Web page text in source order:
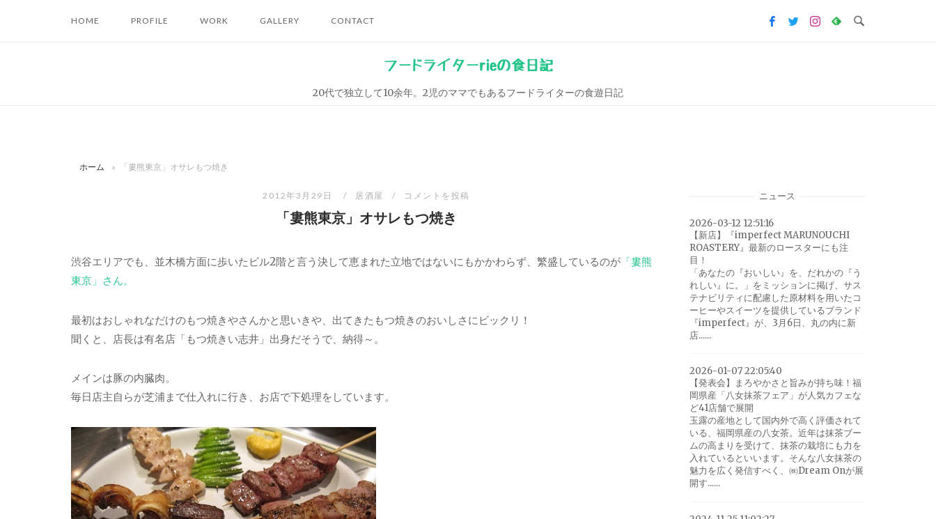
HOME PROFILE WORK GALLERY CONTACT
フードライターrieの食日記
20代で独立して10余年。2児のママでもあるフードライターの食遊日記
ホーム » 「婁熊東京」オサレもつ焼き
2012年3月29日 居酒屋 コメントを投稿
「婁熊東京」オサレもつ焼き
渋谷エリアでも、並木橋方面に歩いたビル2階と言う決して恵まれた立地ではないにもかかわらず、繁盛しているのが 「婁熊
東京」さん。
最初はおしゃれなだけのもつ焼きやさんかと思いきや、出てきたもつ焼きのおいしさにビックリ！
聞くと、店長は有名店「もつ焼きい志井」出身だそうで、納得～。
メインは豚の内臓肉。
毎日店主自らが芝浦まで仕入れに行き、お店で下処理をしています。
ニュース
2026-03-12 12:51:16
【新店】『imperfect MARUNOUCHI
ROASTERY』最新のロースターにも注
目！
「あなたの『おいしい』を、だれかの『う
れしい』に。」をミッションに掲げ、サス
テナビリティに配慮した原材料を用いたコ
ーヒーやスイーツを提供しているブランド
『imperfect』が、3月6日、丸の内に新
店......
2026-01-07 22:05:40
【発表会】まろやかさと旨みが持ち味！福
岡県産「八女抹茶フェア」が人気カフェな
ど41店舗で展開
玉露の産地として国内外で高く評価されて
いる、福岡県産の八女茶。近年は抹茶ブー
ムの高まりを受けて、抹茶の栽培にも力を
入れているといいます。そんな八女抹茶の
魅力を広く発信すべく、㈱Dream Onが展
開す......